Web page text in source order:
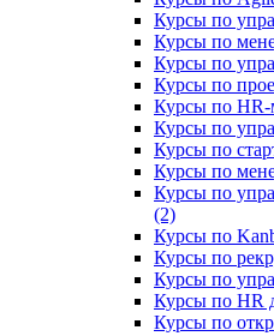
Курсы по
Курсы по
Курсы по
Курсы по
Курсы по HR-
Курсы по
Курсы по
Курсы по
Курсы по
(2)
Курсы по
Курсы по
Курсы по
Курсы по HR
Курсы по